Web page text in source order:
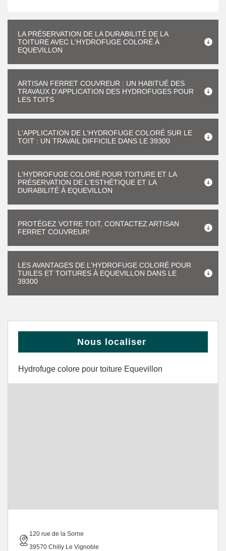
LA PRÉSERVATION DE LA DURABILITÉ DE LA
TOITURE AVEC L'HYDROFUGE COLORÉ À
EQUEVILLON
ARTISAN FERRET COUVREUR : UN HABITUÉ DES
TRAVAUX D'APPLICATION DES HYDROFUGES POUR
LES TOITS
L'APPLICATION DE L'HYDROFUGE COLORÉ SUR LE
TOIT : UN TRAVAIL DIFFICILE DANS LE 39300
L'HYDROFUGE COLORÉ POUR TOITURE ET LA
PRÉSERVATION DE L'ESTHÉTIQUE ET LA
DURABILITÉ À EQUEVILLON
PROTÉGEZ VOTRE TOIT, CONTACTEZ ARTISAN
FERRET COUVREUR!
LES AVANTAGES DE L'HYDROFUGE COLORÉ POUR
TUILES ET TOITURES À EQUEVILLON DANS LE
39300
Nous localiser
Hydrofuge colore pour toiture Equevillon
120 rue de la Sorne
39570 Chilly Le Vignoble